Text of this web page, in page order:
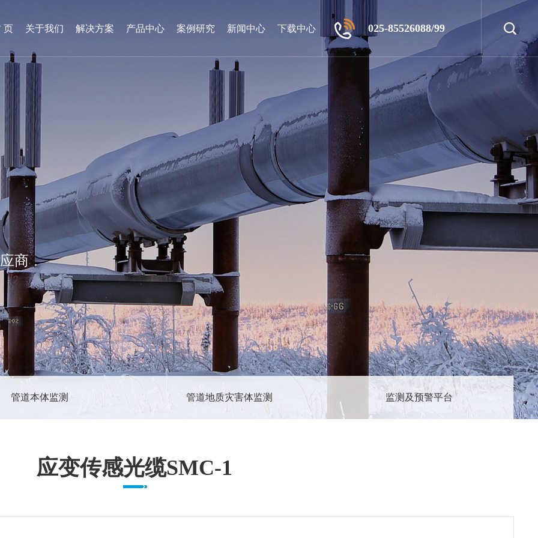
025-85526088/99
页 关于我们 解决方案 产品中心 案例研究 新闻中心 下载中心
商
管道本体监测 管道地质灾害体监测 监测及预警平台
应变传感光缆SMC-1